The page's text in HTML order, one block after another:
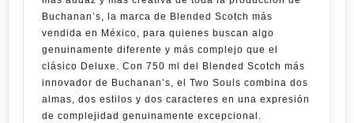
Buchanan’s, la marca de Blended Scotch más
vendida en México, para quienes buscan algo
genuinamente diferente y más complejo que el
clásico Deluxe . Con 750 ml
del Blended Scotch más
innovador de Buchanan’s, el Two Souls combina dos
almas, dos estilos y dos caracteres en una expresión
de complejidad genuinamente excepcional.